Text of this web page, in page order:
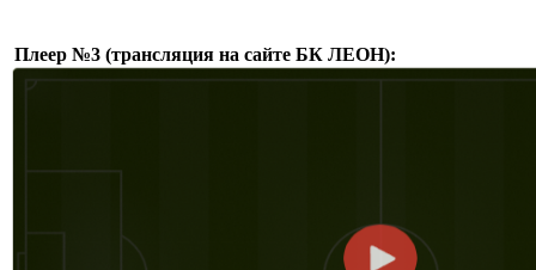
Плеер №3 (трансляция на сайте БК ЛЕОН):